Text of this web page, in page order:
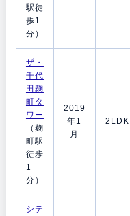
駅徒
歩1
分）
ザ・
千代
田麹
町タ
ワー
（麹
町駅
徒歩
1
分）
2019
年1
月
2LDK
シテ